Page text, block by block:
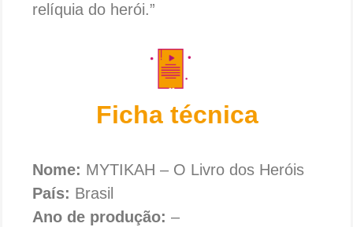
relíquia do herói.”
Ficha técnica
Nome: MYTIKAH – O Livro dos Heróis
País: Brasil
Ano de produção: –